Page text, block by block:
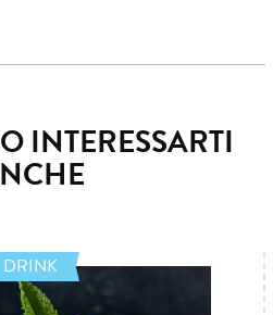
INTERESSARTI
DRINK